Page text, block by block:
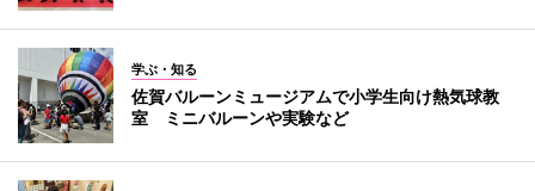
学ぶ・知る
佐賀バルーンミュージアムで小学生向け熱気球教
室 ミニバルーンや実験など